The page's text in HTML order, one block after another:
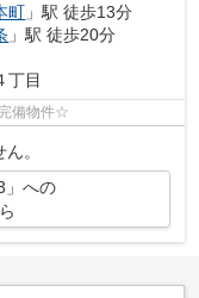
町 」駅 徒歩13分
」駅 徒歩20分
丁目
備物件☆
。
」への